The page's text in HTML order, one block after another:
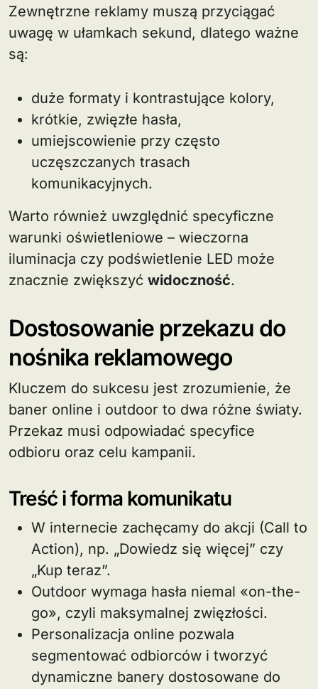
Zewnętrzne reklamy muszą przyciągać
uwagę w ułamkach sekund, dlatego ważne
są:
duże formaty i kontrastujące kolory,
krótkie, zwięzłe hasła,
umiejscowienie przy często
uczęszczanych trasach
komunikacyjnych.
Warto również uwzględnić specyficzne
warunki oświetleniowe – wieczorna
iluminacja czy podświetlenie LED może
znacznie zwiększyć widoczność.
Dostosowanie przekazu do
nośnika reklamowego
Kluczem do sukcesu jest zrozumienie, że
baner online i outdoor to dwa różne światy.
Przekaz musi odpowiadać specyfice
odbioru oraz celu kampanii.
Treść i forma komunikatu
W internecie zachęcamy do akcji (Call to
Action), np. „Dowiedz się więcej” czy
„Kup teraz”.
Outdoor wymaga hasła niemal «on-the-
go», czyli maksymalnej zwięzłości.
Personalizacja online pozwala
segmentować odbiorców i tworzyć
dynamiczne banery dostosowane do